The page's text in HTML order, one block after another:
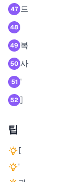
47 드
48
49 복
50 사
51 '
52 ]
팁
[
'